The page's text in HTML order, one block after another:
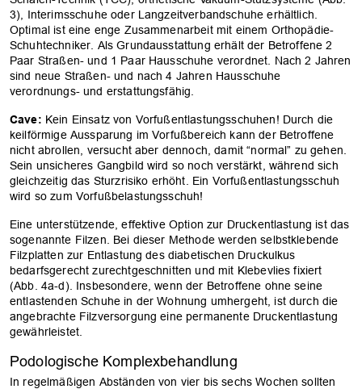
OK
3), Interimsschuhe oder Langzeitverbandschuhe erhältlich.
Optimal ist eine enge Zusammenarbeit mit einem Orthopädie-
Schuhtechniker. Als Grundausstattung erhält der Betroffene 2
Paar Straßen- und 1 Paar Hausschuhe verordnet. Nach 2 Jahren
sind neue Straßen- und nach 4 Jahren Hausschuhe
verordnungs- und erstattungsfähig.
Cave: Kein Einsatz von Vorfußentlastungsschuhen! Durch die
keilförmige Aussparung im Vorfußbereich kann der Betroffene
nicht abrollen, versucht aber dennoch, damit “normal” zu gehen.
Sein unsicheres Gangbild wird so noch verstärkt, während sich
gleichzeitig das Sturzrisiko erhöht. Ein Vorfußentlastungsschuh
wird so zum Vorfußbelastungsschuh!
Eine unterstützende, effektive Option zur Druckentlastung ist das
sogenannte Filzen. Bei dieser Methode werden selbstklebende
Filzplatten zur Entlastung des diabetischen Druckulkus
bedarfsgerecht zurechtgeschnitten und mit Klebevlies fixiert
(Abb. 4a-d). Insbesondere, wenn der Betroffene ohne seine
entlastenden Schuhe in der Wohnung umhergeht, ist durch die
angebrachte Filzversorgung eine permanente Druckentlastung
gewährleistet.
Podologische Komplexbehandlung
In regelmäßigen Abständen von vier bis sechs Wochen sollten